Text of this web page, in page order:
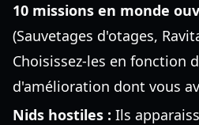
10 missions en monde
(Sauvetages d'otages,
Choisissez-les en fonction
d'amélioration dont vous
Nids hostiles : Ils